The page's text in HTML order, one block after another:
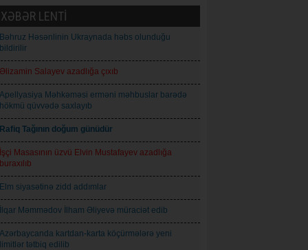
XƏBƏR LENTİ
Bəhruz Həsənlinin Ukraynada həbs olunduğu
bildirilir
Əlizamin Salayev azadlığa çıxıb
Apellyasiya Məhkəməsi erməni məhbuslar barədə
hökmü qüvvədə saxlayıb
Rafiq Tağının doğum günüdür
İşçi Masasının üzvü Elvin Mustafayev azadlığa
buraxılıb
Elm siyasətinə zidd addımlar
İlqar Məmmədov İlham Əliyevə müraciət edib
Azərbaycanda kartdan-karta köçürmələrə yeni
limitlər tətbiq edilib